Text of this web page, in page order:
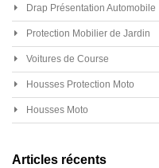
Drap Présentation Automobile
Protection Mobilier de Jardin
Voitures de Course
Housses Protection Moto
Housses Moto
Articles récents